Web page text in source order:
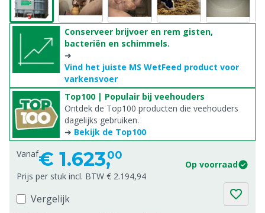
Conserveer brijvoer en rem gisten,
bacteriën en schimmels.
➜
Vind het juiste MS WetFeed product voor
varkensvoer
Top100 | Populair bij veehouders
Ontdek de Top100 producten die veehouders
dagelijks gebruiken.
➜ Bekijk de Top100
Vanaf€ 1.623,00
Op voorraad
Prijs per stuk incl. BTW € 2.194,94
Vergelijk